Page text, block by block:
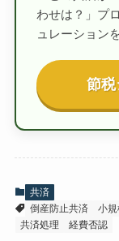
わせは？」プ
ュレーション
節税
共済
倒産防止共済
小
共済処理
経費否認